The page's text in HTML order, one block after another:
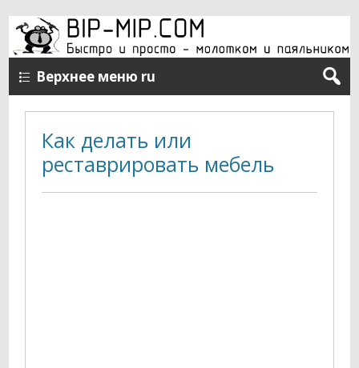
Верхнее меню ru
Как делать или
реставрировать мебель